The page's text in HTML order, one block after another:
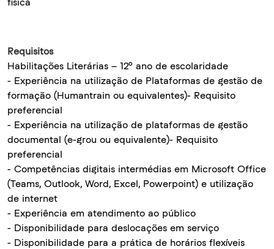
Requisitos
Habilitações Literárias – 12º ano de escolaridade
- Experiência na utilização de Plataformas de gestão de
formação (Humantrain ou equivalentes)- Requisito
preferencial
- Experiência na utilização de plataformas de gestão
documental (e-grou ou equivalente)- Requisito
preferencial
- Competências digitais intermédias em Microsoft Office
(Teams, Outlook, Word, Excel, Powerpoint) e utilização
de internet
- Experiência em atendimento ao público
- Disponibilidade para deslocações em serviço
- Disponibilidade para a prática de horários flexíveis